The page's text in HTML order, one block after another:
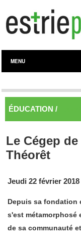
MENU
ÉDUCATION /
Le Cégep
Théorêt
Jeudi 22 février 2018
Depuis sa fondation
s'est métamorphosé
de sa communauté